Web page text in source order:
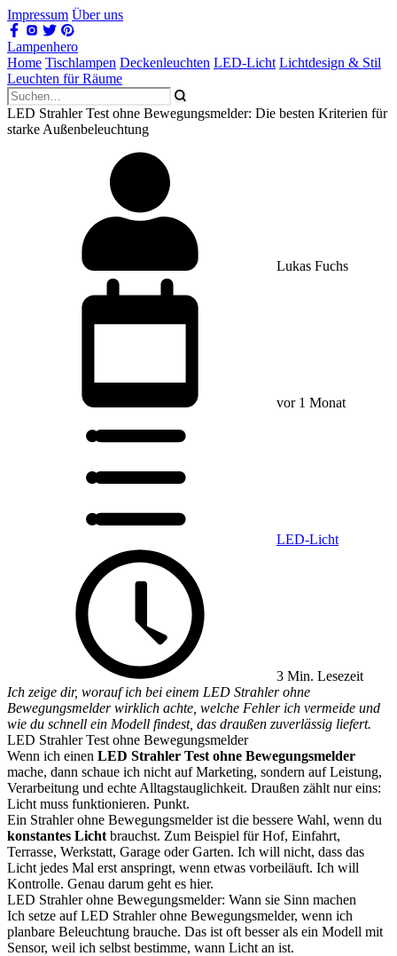
Impressum Über uns
Lampenhero
Home Tischlampen Deckenleuchten LED-Licht Lichtdesign & Stil
Leuchten für Räume
LED Strahler Test ohne Bewegungsmelder: Die besten Kriterien für
starke Außenbeleuchtung
Lukas Fuchs
vor 1 Monat
LED-Licht
3 Min. Lesezeit
Ich zeige dir, worauf ich bei einem LED Strahler ohne
Bewegungsmelder wirklich achte, welche Fehler ich vermeide und
wie du schnell ein Modell findest, das draußen zuverlässig liefert.
LED Strahler Test ohne Bewegungsmelder
Wenn ich einen LED Strahler Test ohne Bewegungsmelder
mache, dann schaue ich nicht auf Marketing, sondern auf Leistung,
Verarbeitung und echte Alltagstauglichkeit. Draußen zählt nur eins:
Licht muss funktionieren. Punkt.
Ein Strahler ohne Bewegungsmelder ist die bessere Wahl, wenn du
konstantes Licht brauchst. Zum Beispiel für Hof, Einfahrt,
Terrasse, Werkstatt, Garage oder Garten. Ich will nicht, dass das
Licht jedes Mal erst anspringt, wenn etwas vorbeiläuft. Ich will
Kontrolle. Genau darum geht es hier.
LED Strahler ohne Bewegungsmelder: Wann sie Sinn machen
Ich setze auf LED Strahler ohne Bewegungsmelder, wenn ich
planbare Beleuchtung brauche. Das ist oft besser als ein Modell mit
Sensor, weil ich selbst bestimme, wann Licht an ist.